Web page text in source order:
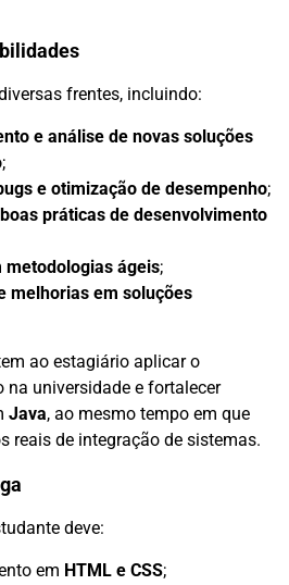
frentes, incluindo:
e análise de novas soluções
;
e otimização de desempenho;
práticas de desenvolvimento
metodologias ágeis;
melhorias em soluções
ao estagiário aplicar o
universidade e fortalecer
Java, ao mesmo tempo em que
reais de integração de sistemas.
deve:
em HTML e CSS;